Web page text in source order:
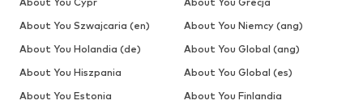
About You Szwajcaria (en)
About You Niemcy (ang)
About You Holandia (de)
About You Global (ang)
About You Hiszpania
About You Global (es)
About You Estonia
About You Finlandia